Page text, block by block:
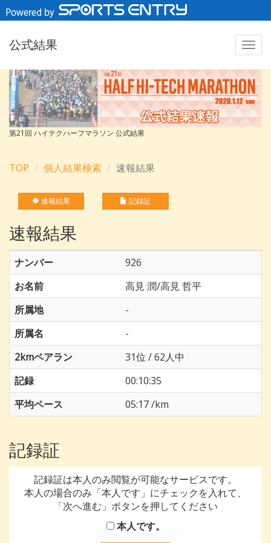
公式結果
第21回 ハイテクハーフマラソン 公式結果
TOP 個人結果検索 速報結果
速報結果 記録証
速報結果
ナンバー
926
お名前
高見 潤/高見 哲平
所属地
-
所属名
-
2kmペアラン
31位 / 62人中
記録
00:10:35
平均ペース
05:17 /km
記録証
記録証は本人のみ閲覧が可能なサービスです。
本人の場合のみ「本人です」にチェックを入れて、
「次へ進む」ボタンを押してください
本人です。